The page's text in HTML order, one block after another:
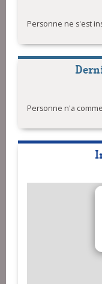
Personne ne s'est
Personne n'a